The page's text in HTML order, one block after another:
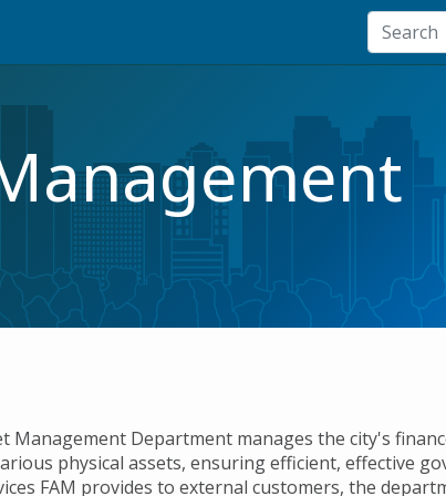
Management Department manages the city's
physical assets, ensuring efficient, effective
FAM provides to external customers, the